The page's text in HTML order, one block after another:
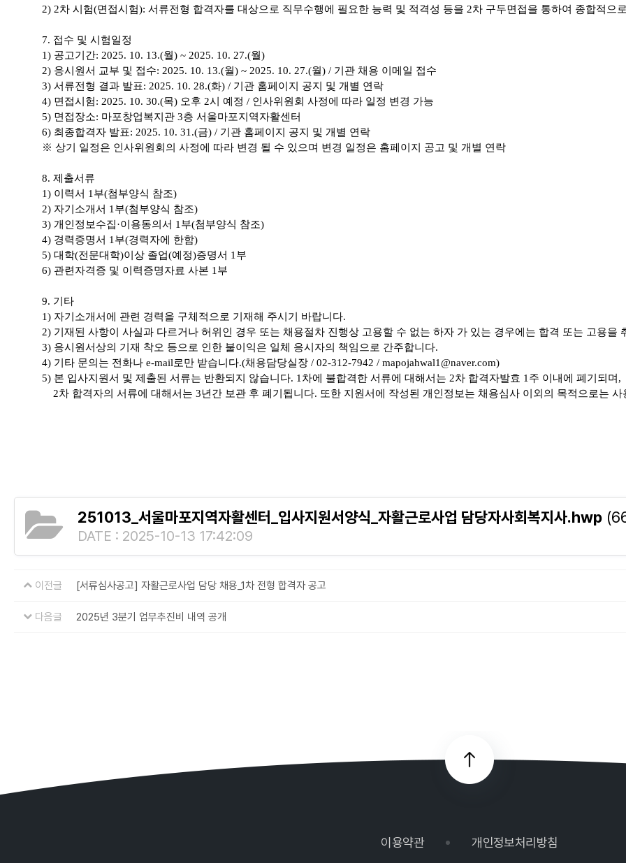
2) 2차 시험(면접시험): 서류전형 합격자를 대상으로 직무수행에 필요한 능력 및 적격성 등을 2차 구두면접을 통하여 종합적으
7. 접수 및 시험일정
1) 공고기간: 2025. 10. 13.(월) ~ 2025. 10. 27.(월)
2) 응시원서 교부 및 접수: 2025. 10. 13.(월) ~ 2025. 10. 27.(월) / 기관 채용 이메일 접수
3) 서류전형 결과 발표: 2025. 10. 28.(화) / 기관 홈페이지 공지 및 개별 연락
4) 면접시험: 2025. 10. 30.(목) 오후 2시 예정 / 인사위원회 사정에 따라 일정 변경 가능
5) 면접장소: 마포창업복지관 3층 서울마포지역자활센터
6) 최종합격자 발표: 2025. 10. 31.(금) / 기관 홈페이지 공지 및 개별 연락
※ 상기 일정은 인사위원회의 사정에 따라 변경 될 수 있으며 변경 일정은 홈페이지 공고 및 개별 연락
8. 제출서류
1) 이력서 1 부(첨부양식 참조)
2) 자기소개서 1 부(첨부양식 참조)
3) 개인정보수집·이용동의서 1 부(첨부양식 참조)
4) 경력증명서 1 부(경력자에 한함)
5) 대학(전문대학)이상 졸업(예정)증명서 1부
6) 관련자격증 및 이력증명자료 사본 1 부
9. 기타
1) 자기소개서에 관련 경력을 구체적으로 기재해 주시기 바랍니다.
2) 기재된 사항이 사실과 다르거나 허위인 경우 또는 채용절차 진행상 고용할 수 없는 하자 가 있는 경우에는 합격 또는 고용을
3) 응시원서상의 기재 착오 등으로 인한 불이익은 일체 응시자의 책임으로 간주합니다.
4) 기타 문의는 전화나 e-mail로만 받습니다.(채용담당실장 / 02-312-7942 / mapojahwal1@naver.com)
5) 본 입사지원서 및 제출된 서류는 반환되지 않습니다. 1 차에 불합격한 서류에 대해서는 2차 합격자발효 1 주 이내에 폐기되며 ,
2차 합격자의 서류에 대해서는 3년간 보관 후 폐기됩니다. 또한 지원서에 작성된 개인정보는 채용심사 이외의 목적으로는
251013_서울마포지역자활센터_입사지원서양식_자활근로사업 담당자사회복지사.hwp
DATE : 2025-10-13 17:42:09
이전글 [서류심사공고] 자활근로사업 담당 채용_1차 전형 합격자 공고
다음글 2025년 3분기 업무추진비 내역 공개
이용약관 개인정보처리방침